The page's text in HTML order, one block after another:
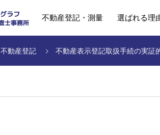
不動産登記・測量 選ばれる理
不動産登記 不動産表示登記取扱手続の実証